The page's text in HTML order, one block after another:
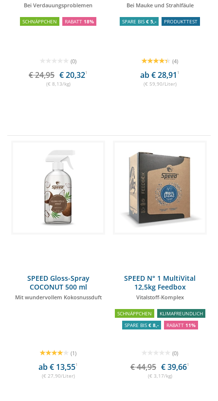
Bei Verdauungsproblemen
SCHNÄPPCHEN RABATT 18%
(0)
€ 24,95 € 20,321
(€ 8,13/kg)
Bei Mauke und Strahlfäule
SPARE BIS € 5,- PRODUKTTEST
(4)
ab € 28,91 1
(€ 59,90/Liter)
SPEED Gloss-Spray
COCONUT 500 ml
Mit wundervollem Kokosnussduft
(1)
ab € 13,551
(€ 27,90/Liter)
SPEED N° 1 MultiVital
12,5kg Feedbox
Vitalstoff-Komplex
SCHNÄPPCHEN
KLIMAFREUNDLICH
SPARE BIS € 8,- RABATT 11%
(0)
€ 44,95 € 39,661
(€ 3,17/kg)